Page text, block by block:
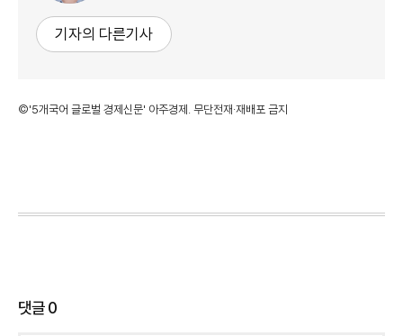
기자의 다른기사
©'5개국어 글로벌 경제신문' 아주경제. 무단전재·재배포 금지
댓글0